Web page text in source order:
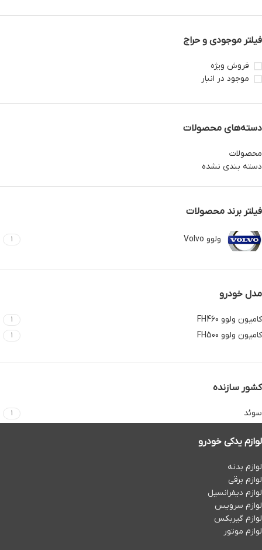
فیلتر موجودی و حراج
فروش ویژه
موجود در انبار
دسته‌های محصولات
محصولات
دسته بندی نشده
فیلتر برند محصولات
ولوو Volvo 1
مدل خودرو
کامیون ولوو FH460 1
کامیون ولوو FH500 1
کشور سازنده
سوئد 1
لوازم یدکی خودرو
لوازم بدنه
لوازم برقی
لوازم دیفرانسیل
لوازم سرویس
لوازم گیربکس
لوازم موتور